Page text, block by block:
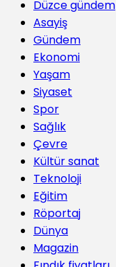
Düzce gündem
Asayiş
Gündem
Ekonomi
Yaşam
Siyaset
Spor
Sağlık
Çevre
Kültür sanat
Teknoloji
Eğitim
Röportaj
Dünya
Magazin